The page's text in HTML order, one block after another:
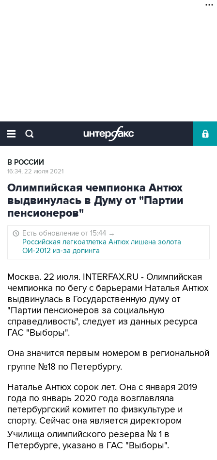
В РОССИИ
16:34, 22 июля 2021
Олимпийская чемпионка Антюх
выдвинулась в Думу от "Партии
пенсионеров"
Есть обновление от 15:44 →
Российская легкоатлетка Антюх лишена золота
ОИ-2012 из-за допинга
Москва. 22 июля. INTERFAX.RU - Олимпийская
чемпионка по бегу с барьерами Наталья Антюх
выдвинулась в Государственную думу от
"Партии пенсионеров за социальную
справедливость", следует из данных ресурса
ГАС "Выборы".
Она значится первым номером в региональной
группе №18 по Петербургу.
Наталье Антюх сорок лет. Она с января 2019
года по январь 2020 года возглавляла
петербургский комитет по физкультуре и
спорту. Сейчас она является директором
Училища олимпийского резерва № 1 в
Петербурге, указано в ГАС "Выборы".